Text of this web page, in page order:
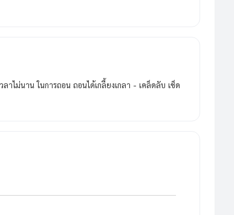
ไม่นาน ในการถอน ถอนได้เกลี้ยงเกลา - เคล็ดลับ เช็ด